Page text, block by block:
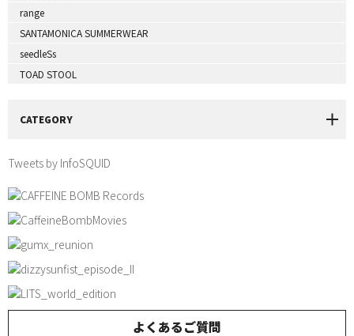
range
SANTAMONICA SUMMERWEAR
seedleSs
TOAD STOOL
CATEGORY
Tweets by InfoSQUID
よくあるご質問